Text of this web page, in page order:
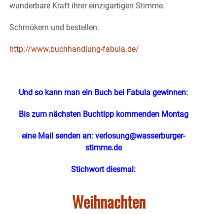
wunderbare Kraft ihrer einzigartigen Stimme.
Schmökern und bestellen:
http://www.buchhandlung-fabula.de/
Und so kann man ein Buch bei Fabula gewinnen:
Bis zum nächsten Buchtipp kommenden Montag
eine Mail senden an:verlosung@wasserburger-
stimme.de
Stichwort diesmal:
Weihnachten